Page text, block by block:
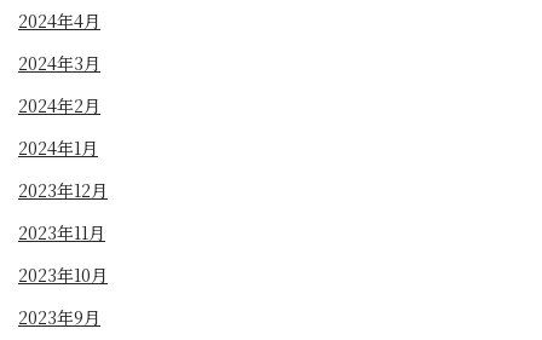
2024年4月
2024年3月
2024年2月
2024年1月
2023年12月
2023年11月
2023年10月
2023年9月